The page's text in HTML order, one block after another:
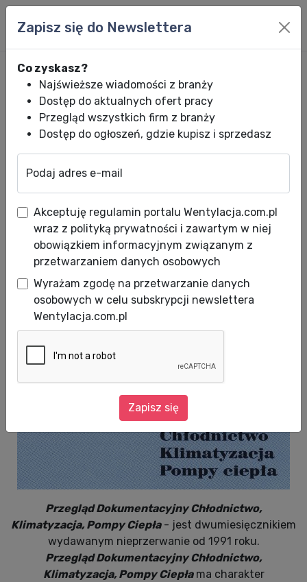
Przegląd Dokumentacyjny
Chłodnictwo, Klimatyzacja,
Pompy Ciepła
Data publikacji: 29.11.2011
dwumiesięcznik
Przegląd Dokumentacyjny Chłodnictwo,
Klimatyzacja, Pompy Ciepła- jest dwumiesięcznikiem
wydawanym nieprzerwanie od 1991 roku.
Przegląd Dokumentacyjny Chłodnictwo,
Klimatyzacja, Pompy Ciepłama charakter
Zapisz się do Newslettera
Co zyskasz?
Najświeższe wiadomości z branży
Dostęp do aktualnych ofert pracy
Przegląd wszystkich firm z branży
Dostęp do ogłoszeń, gdzie kupisz i sprzedasz
Podaj adres e-mail
Akceptuję regulamin portalu Wentylacja.com.pl
wraz z polityką prywatności i zawartym w niej
obowiązkiem informacyjnym związanym z
przetwarzaniem danych osobowych
Wyrażam zgodę na przetwarzanie danych
osobowych w celu subskrypcji newslettera
Wentylacja.com.pl
Zapisz się